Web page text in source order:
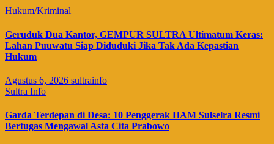
Hukum/Kriminal
Geruduk Dua Kantor, GEMPUR SULTRA Ultimatum Keras:
Lahan Puuwatu Siap Diduduki Jika Tak Ada Kepastian
Hukum
Agustus 6, 2026 sultrainfo
Sultra Info
Garda Terdepan di Desa: 10 Penggerak HAM Sulselra Resmi
Bertugas Mengawal Asta Cita Prabowo